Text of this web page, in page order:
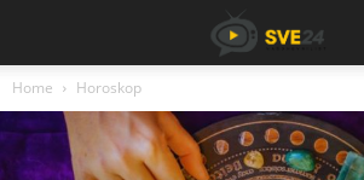
Home Horoskop